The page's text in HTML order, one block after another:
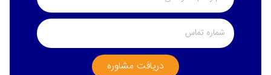
دریافت مشاوره